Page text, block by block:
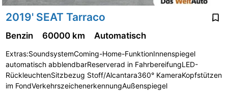
2019' SEAT Tarraco
Benzin 60000 km Automatisch
Extras:SoundsystemComing-Home-FunktionInnenspiegel
automatisch abblendbarReserverad in FahrbereifungLED-
RückleuchtenSitzbezug Stoff/Alcantara360° KameraKopfstützen
im FondVerkehrszeichenerkennungAußenspiegel